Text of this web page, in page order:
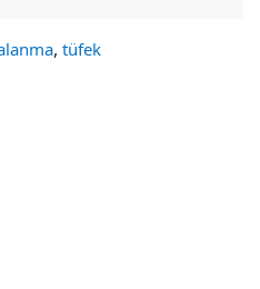
, tüfek